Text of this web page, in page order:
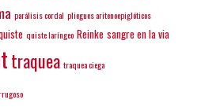
parálisis cordal pliegues aritenoepiglóticos
quiste laríngeo Reinke sangre en la via
traquea traquea ciega